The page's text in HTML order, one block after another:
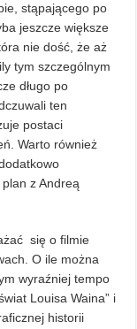
stąpającego po
jeszcze większe
nie dość, że aż
tym szczególnym
długo po
ten
postaci
Warto również
z Andreą
się o filmie
O ile można
wyraźniej tempo
Louisa Waina” i
historii